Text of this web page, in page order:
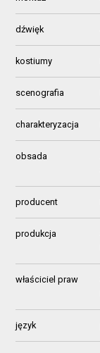
dźwięk
kostiumy
scenografia
charakteryzacja
obsada
producent
produkcja
właściciel praw
język